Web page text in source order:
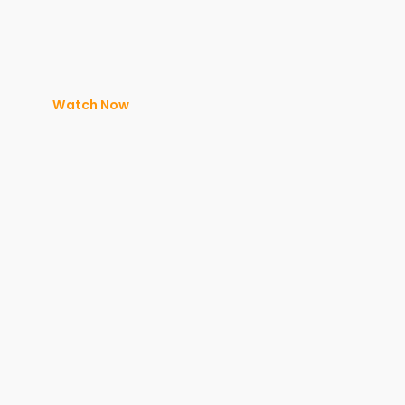
Watch Now